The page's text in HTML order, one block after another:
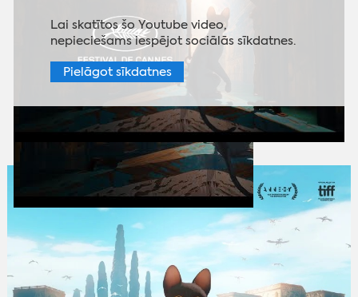
Lai skatītos šo Youtube video,
nepieciešams iespējot sociālās sīkdatnes.
Pielāgot sīkdatnes